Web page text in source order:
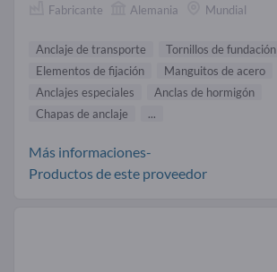
Fabricante Alemania Mundial
Anclaje de transporte
Tornillos de fundación
Elementos de fijación
Manguitos de acero
Anclajes especiales
Anclas de hormigón
Chapas de anclaje
...
Más informaciones-
Productos de este proveedor